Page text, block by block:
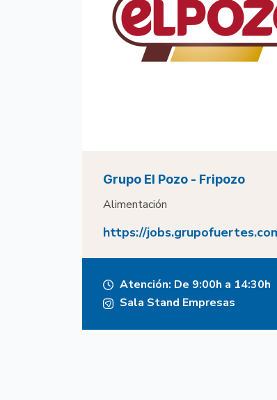
Grupo El Pozo - Fripozo
Alimentación
https://
Atención: De 9:00h a 14:30h
Sala Stand Empresas